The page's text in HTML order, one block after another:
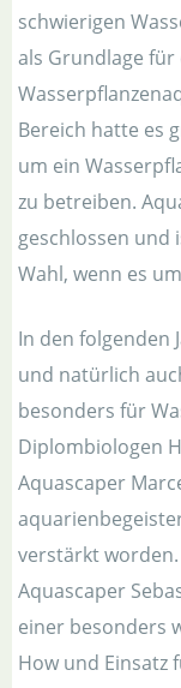
schwierigen
als Grundlage
Bereich hatte es
um ein
zu betreiben.
geschlossen und
Wahl, wenn es
In den folgenden
und natürlich
besonders für
Diplombiologen
Aquascaper
verstärkt
Aquascaper
einer besonders
How und Einsatz